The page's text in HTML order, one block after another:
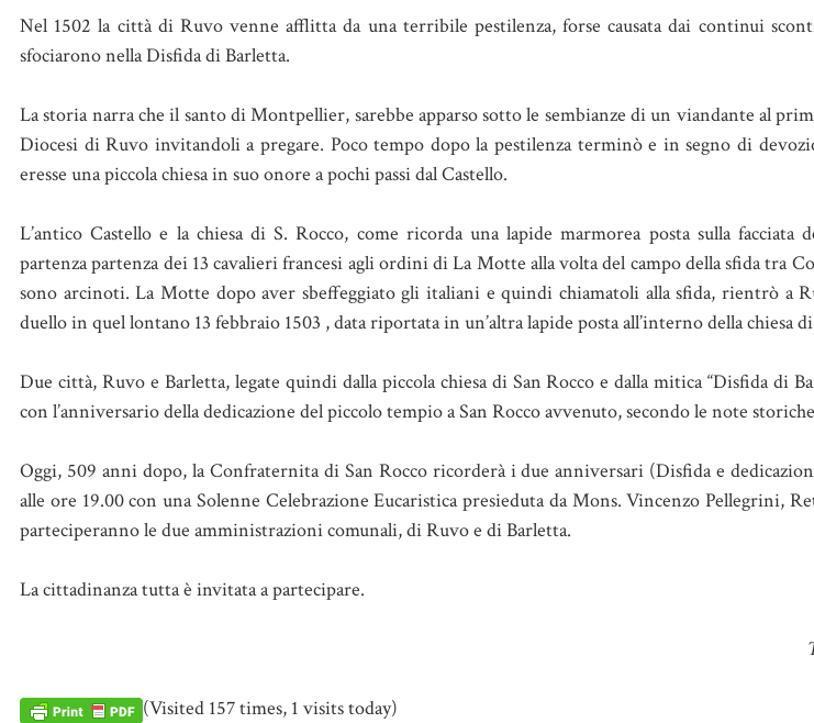
Nel 1502 la città di Ruvo venne afflitta da una terribile pestilenza, forse causata dai continui
sfociarono nella Disfida di Barletta.
La storia narra che il santo di Montpellier, sarebbe apparso sotto le sembianze di un viandante al
Diocesi di Ruvo invitandoli a pregare. Poco tempo dopo la pestilenza terminò e in segno di
eresse una piccola chiesa in suo onore a pochi passi dal Castello.
L’antico Castello e la chiesa di S. Rocco, come ricorda una lapide marmorea posta sulla facciata
partenza partenza dei 13 cavalieri francesi agli ordini di La Motte alla volta del campo della sfida tra
sono arcinoti. La Motte dopo aver sbeffeggiato gli italiani e quindi chiamatoli alla sfida, rientrò a
duello in quel lontano 13 febbraio 1503 , data riportata in un’altra lapide posta all’interno della chiesa
Due città, Ruvo e Barletta, legate quindi dalla piccola chiesa di San Rocco e dalla mitica “Disfida di
con l’anniversario della dedicazione del piccolo tempio a San Rocco avvenuto, secondo le note
Oggi, 509 anni dopo, la Confraternita di San Rocco ricorderà i due anniversari (Disfida e
alle ore 19.00 con una Solenne Celebrazione Eucaristica presieduta da Mons. Vincenzo Pellegrini,
parteciperanno le due amministrazioni comunali, di Ruvo e di Barletta.
La cittadinanza tutta è invitata a partecipare.
(Visited 157 times, 1 visits today)